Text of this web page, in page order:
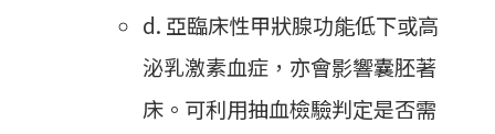
d. 亞臨床性甲狀腺功能低下或高
泌乳激素血症，亦會影響囊胚著
床。可利用抽血檢驗判定是否需